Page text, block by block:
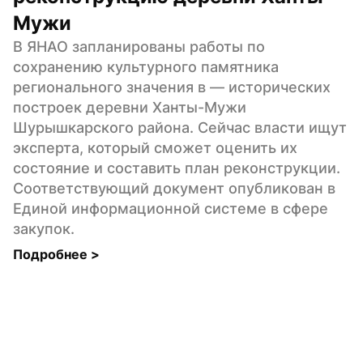
Мужи
В ЯНАО запланированы работы по
сохранению культурного памятника
регионального значения в — исторических
построек деревни Ханты-Мужи
Шурышкарского района. Сейчас власти ищут
эксперта, который сможет оценить их
состояние и составить план реконструкции.
Соответствующий документ опубликован в
Единой информационной системе в сфере
закупок.
Подробнее >